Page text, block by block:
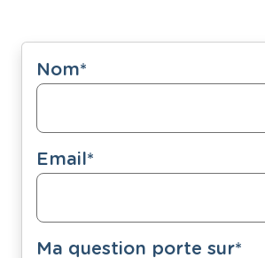
Nom*
Email*
Ma question porte sur*